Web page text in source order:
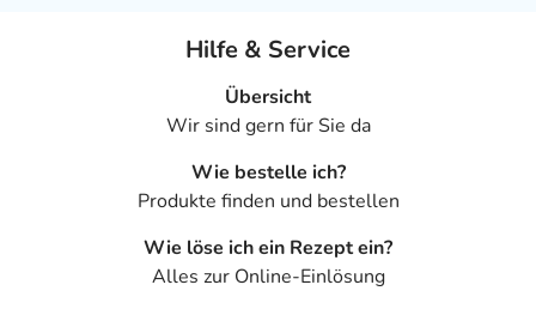
Hilfe & Service
Übersicht
Wir sind gern für Sie da
Wie bestelle ich?
Produkte finden und bestellen
Wie löse ich ein Rezept ein?
Alles zur Online-Einlösung